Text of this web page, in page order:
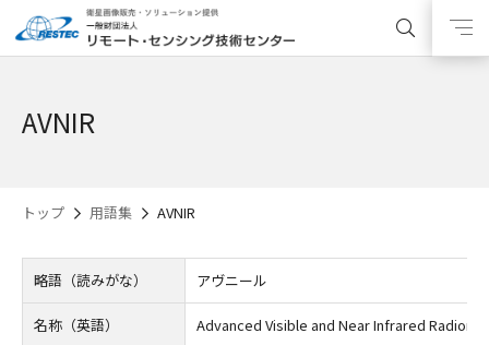
AVNIR
トップ 用語集 AVNIR
略語（読みがな） アヴニール
名称（英語） Advanced Visible and Near Infrared